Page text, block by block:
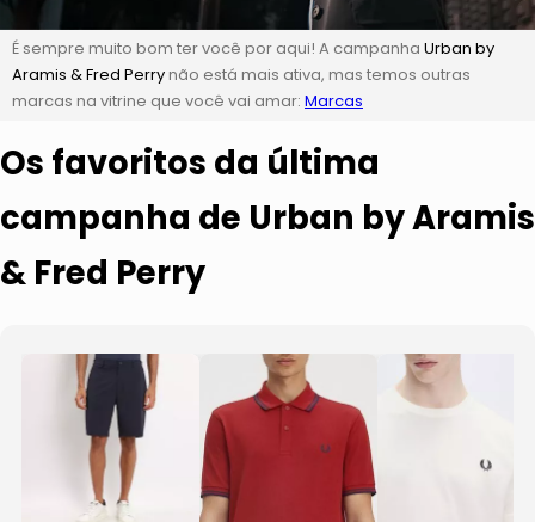
É sempre muito bom ter você por aqui! A campanha Urban by
Aramis & Fred Perrynão está mais ativa, mas temos outras
marcas na vitrine que você vai amar: Marcas
Os favoritos da última
campanha de Urban by Aramis
& Fred Perry